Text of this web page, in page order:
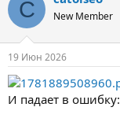
C New Member
19 Июн 2026
И падает в ошибку: